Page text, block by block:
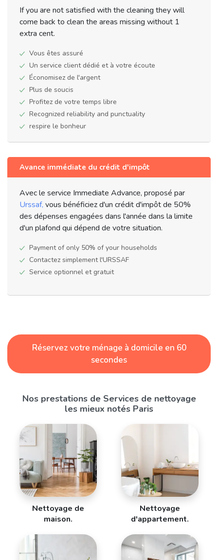
If you are not satisfied with the cleaning they will
come back to clean the areas missing without 1
extra cent.
Vous êtes assuré
Un service client dédié et à votre écoute
Économisez de l'argent
Plus de soucis
Profitez de votre temps libre
Recognized reliability and punctuality
respire le bonheur
Avance immédiate du crédit d'impôt
Avec le service Immediate Advance, proposé par
Urssaf, vous bénéficiez d'un crédit d'impôt de 50%
des dépenses engagées dans l'année dans la limite
d'un plafond qui dépend de votre situation.
Payment of only 50% of your households
Contactez simplement l'URSSAF
Service optionnel et gratuit
Réservez votre ménage à domicile en 60
secondes
Nos prestations de Services de nettoyage
les mieux notés Paris
Nettoyage de
maison.
Nettoyage
d'appartement.